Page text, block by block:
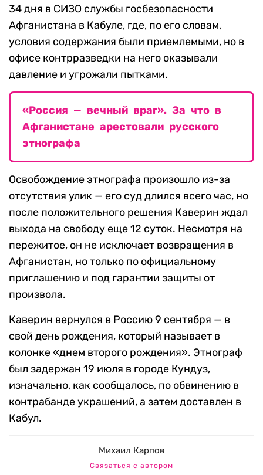
34 дня в СИЗО службы госбезопасности
Афганистана в Кабуле, где, по его словам,
условия содержания были приемлемыми, но в
офисе контрразведки на него оказывали
давление и угрожали пытками.
«Россия — вечный враг». За что в
Афганистане арестовали русского
этнографа
Освобождение этнографа произошло из-за
отсутствия улик — его суд длился всего час, но
после положительного решения Каверин ждал
выхода на свободу еще 12 суток. Несмотря на
пережитое, он не исключает возвращения в
Афганистан, но только по официальному
приглашению и под гарантии защиты от
произвола.
Каверин вернулся в Россию 9 сентября — в
свой день рождения, который называет в
колонке «днем второго рождения». Этнограф
был задержан 19 июля в городе Кундуз,
изначально, как сообщалось, по обвинению в
контрабанде украшений, а затем доставлен в
Кабул.
Михаил Карпов
Связаться с автором